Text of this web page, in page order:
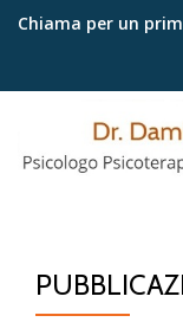
Chiama per un